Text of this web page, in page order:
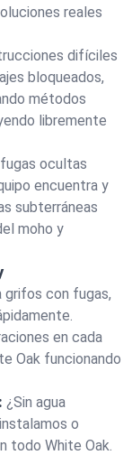
reales
difíciles
bloqueados,
métodos
libremente
ocultas
encuentra y
subterráneas
moho y
grifos con fugas,
en cada
Oak funcionando
¿Sin agua
o
todo White Oak.